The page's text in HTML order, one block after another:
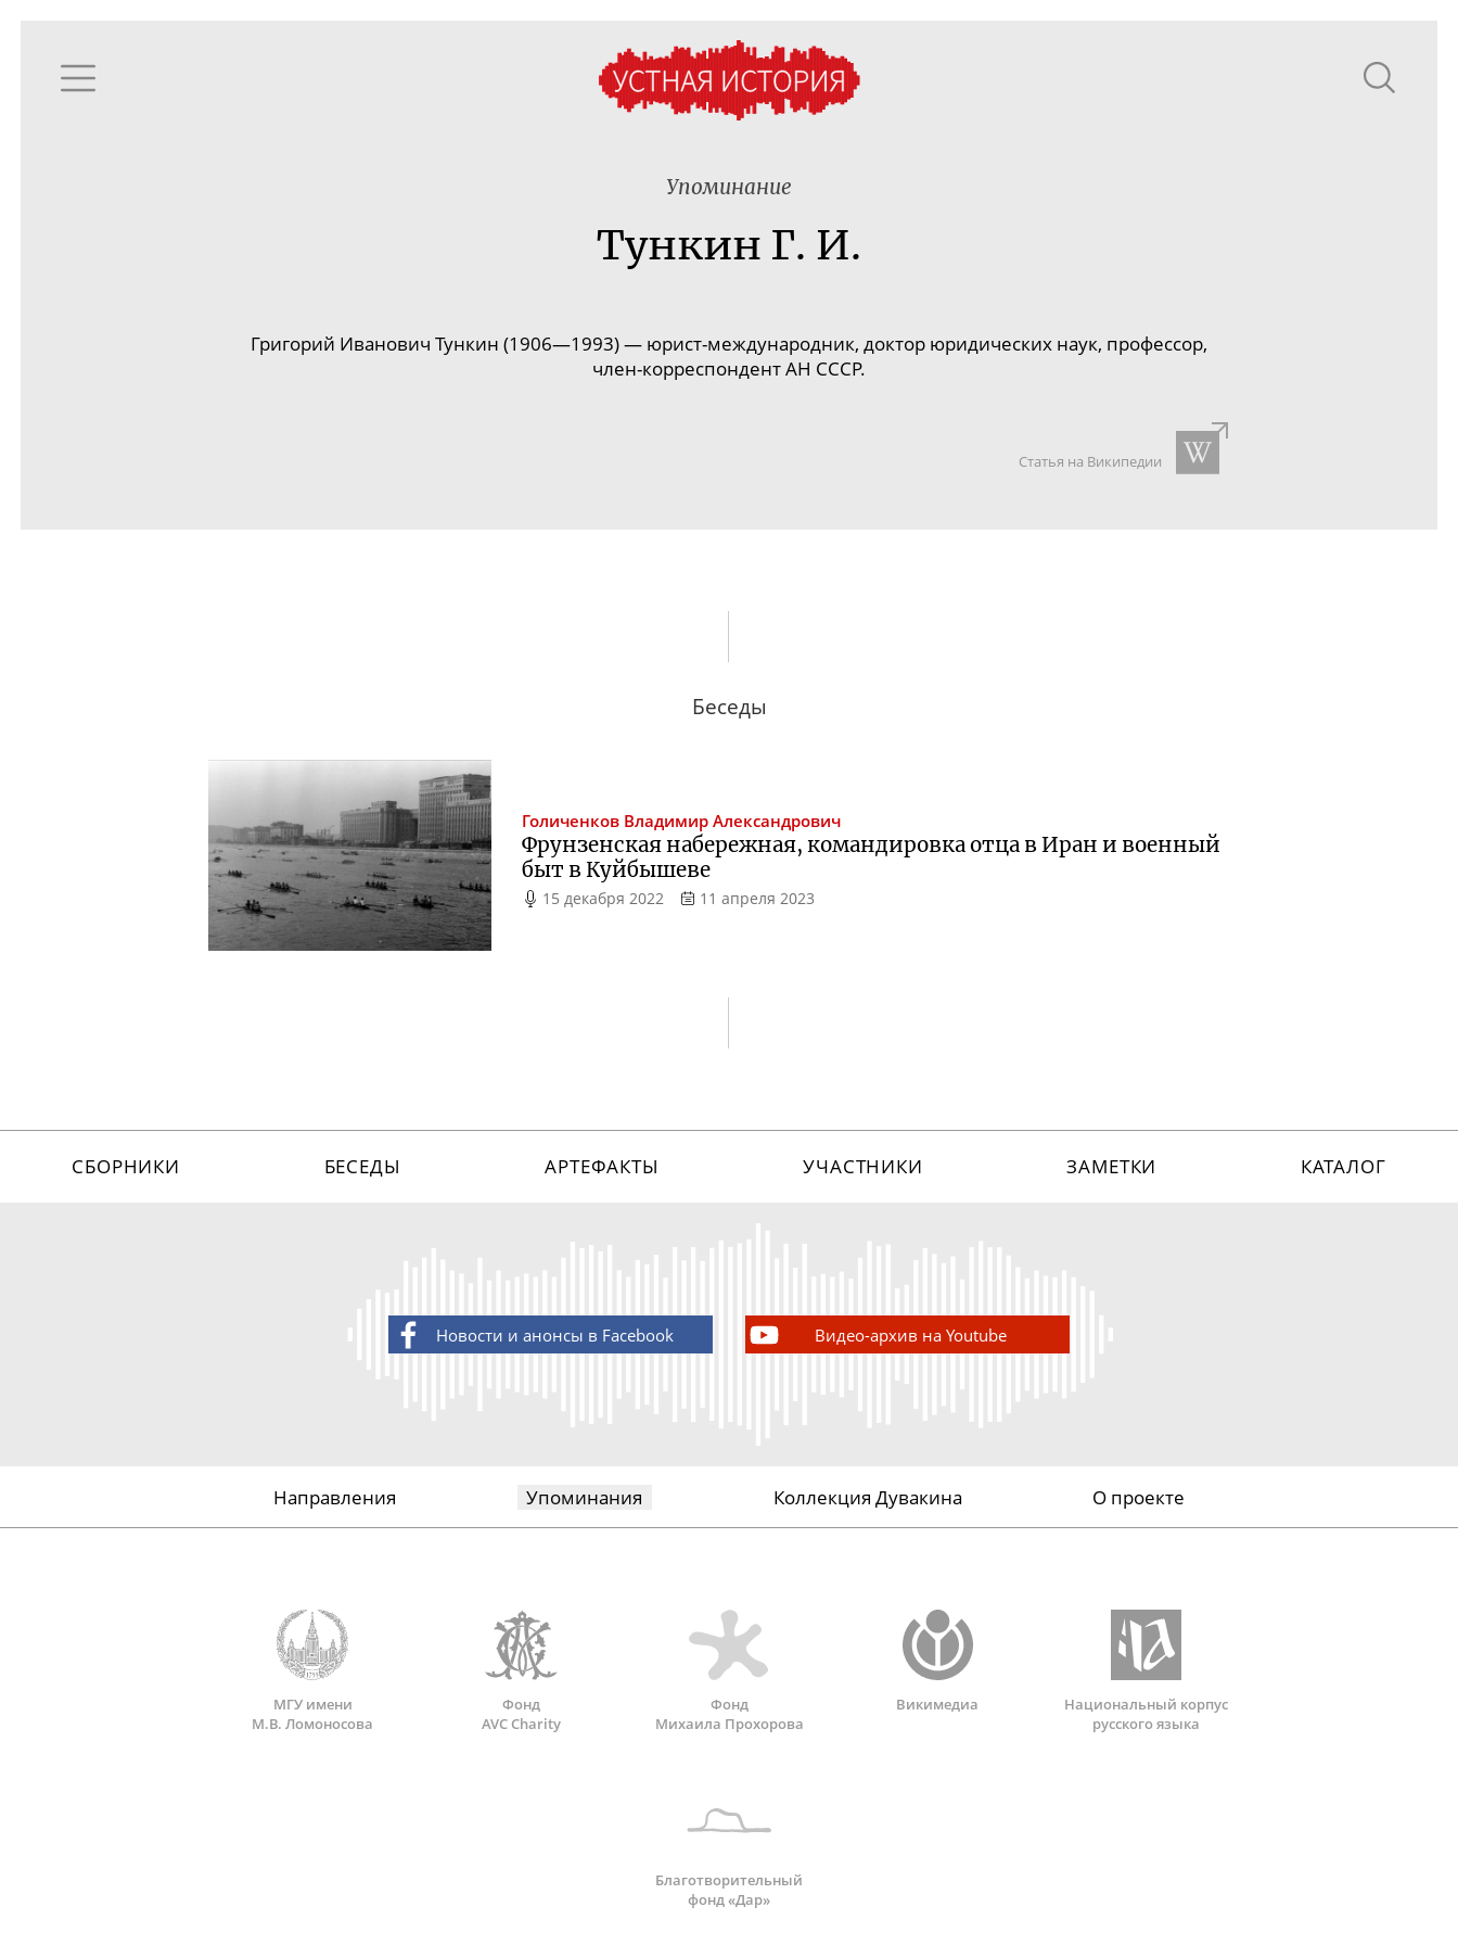
Упоминание
Тункин Г. И.
Григорий Иванович Тункин (1906—1993) — юрист-международник, доктор юридических наук, профессор,
член-корреспондентАН СССР.
Статья на Википедии
Беседы
Голиченков Владимир Александрович
Фрунзенская набережная, командировка отца в Иран и военный
быт в Куйбышеве
15 декабря 2022 11 апреля 2023
СБОРНИКИ БЕСЕДЫ АРТЕФАКТЫ УЧАСТНИКИ ЗАМЕТКИ КАТАЛОГ
Новости и анонсы в Facebook Видео-архив на Youtube
Направления Упоминания Коллекция Дувакина О проекте
МГУ имени
М.В. Ломоносова
Фонд
AVC Charity
Фонд
Михаила Прохорова
Викимедиа
Национальный корпус
русского языка
Благотворительный
фонд «Дар»